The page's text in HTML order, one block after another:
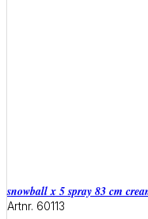
snowball x 5 spray 83 cm
Artnr. 60113